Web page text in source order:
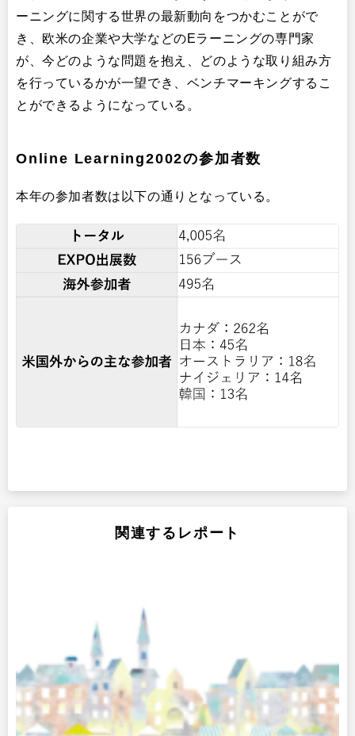
ーニングに関する世界の最新動向をつかむことがで
き、欧米の企業や大学などのEラーニングの専門家
が、今どのような問題を抱え、どのような取り組み方
を行っているかが一望でき、ベンチマーキングするこ
とができるようになっている。
Online Learning2002の参加者数
本年の参加者数は以下の通りとなっている。
関連するレポート